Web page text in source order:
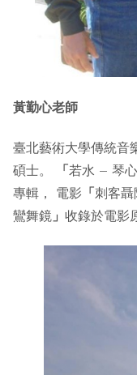
黃勤心老師
臺北藝術大學傳統音
碩士。
「若水 – 琴心
專輯， 電影 「刺客聶
鸞舞鏡 」 收錄於電影